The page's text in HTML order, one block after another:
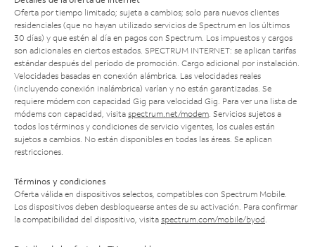
Oferta por tiempo limitado; sujeta a cambios; solo para nuevos clientes
residenciales (que no hayan utilizado servicios de Spectrum en los últimos
30 días) y que estén al día en pagos con Spectrum. Los impuestos y cargos
son adicionales en ciertos estados. SPECTRUM INTERNET: se aplican tarifas
estándar después del período de promoción. Cargo adicional por instalación.
Velocidades basadas en conexión alámbrica. Las velocidades reales
(incluyendo conexión inalámbrica) varían y no están garantizadas. Se
requiere módem con capacidad Gig para velocidad Gig. Para ver una lista de
módems con capacidad, visita spectrum.net/modem . Servicios sujetos a
todos los términos y condiciones de servicio vigentes, los cuales están
sujetos a cambios. No están disponibles en todas las áreas. Se aplican
restricciones.
Términos y condiciones
Oferta válida en dispositivos selectos, compatibles con Spectrum Mobile.
Los dispositivos deben desbloquearse antes de su activación. Para confirmar
la compatibilidad del dispositivo, visita spectrum.com/mobile/byod